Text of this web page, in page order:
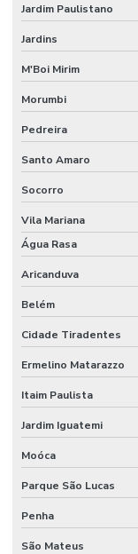
Jardim Paulistano
Jardins
M'Boi Mirim
Morumbi
Pedreira
Santo Amaro
Socorro
Vila Mariana
Água Rasa
Aricanduva
Belém
Cidade Tiradentes
Ermelino Matarazzo
Itaim Paulista
Jardim Iguatemi
Moóca
Parque São Lucas
Penha
São Mateus